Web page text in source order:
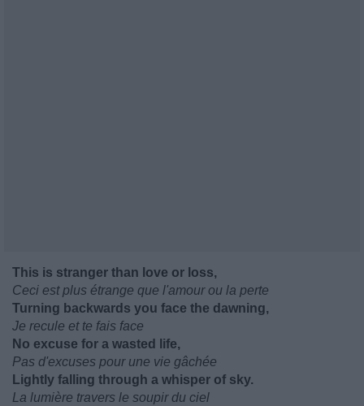
This is stranger than love or loss,
Ceci est plus étrange que l'amour ou la perte
Turning backwards you face the dawning,
Je recule et te fais face
No excuse for a wasted life,
Pas d'excuses pour une vie gâchée
Lightly falling through a whisper of sky.
La lumière travers le soupir du ciel